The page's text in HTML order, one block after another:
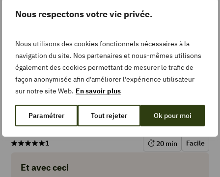
Nous respectons votre vie privée.
Nous utilisons des cookies fonctionnels nécessaires à la
navigation du site. Nos partenaires et nous-mêmes utilisons
également des cookies permettant de mesurer le trafic de
façon anonymisée afin d'améliorer l'expérience utilisateur
sur notre site Web. En savoir plus
Paramétrer Tout rejeter Ok pour moi
Repas 10
Salade de carottes rôties aux lentilles et au
chèvre
1 20 min Facile
Et avec ceci